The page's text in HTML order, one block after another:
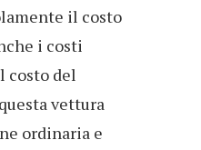
il costo
i costi
costo del
vettura
ordinaria e